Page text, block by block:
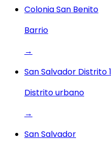
Colonia San Benito
Barrio
→
San Salvador Distrito 1
Distrito urbano
→
San Salvador